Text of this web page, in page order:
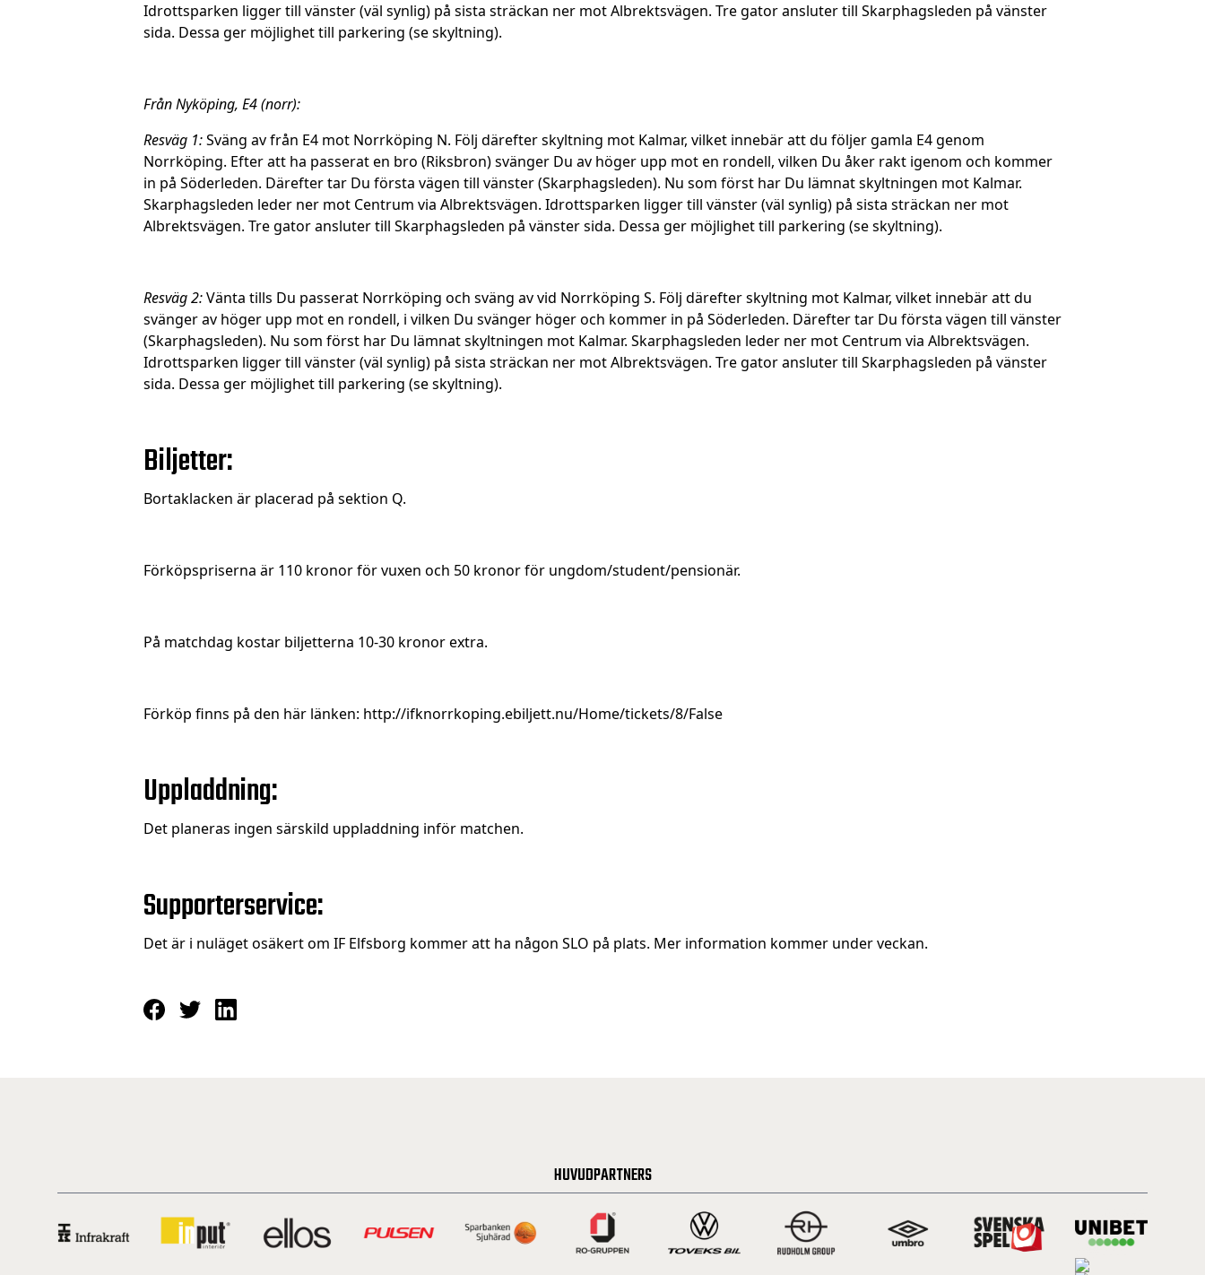
Idrottsparken ligger till vänster (väl synlig) på sista sträckan ner mot Albrektsvägen. Tre gator ansluter till Skarphagsleden på vänster
sida. Dessa ger möjlighet till parkering (se skyltning).
Från Nyköping, E4 (norr):
Resväg 1:Sväng av från E4 mot Norrköping N. Följ därefter skyltning mot Kalmar, vilket innebär att du följer gamla E4 genom
Norrköping. Efter att ha passerat en bro (Riksbron) svänger Du av höger upp mot en rondell, vilken Du åker rakt igenom och kommer
in på Söderleden. Därefter tar Du första vägen till vänster (Skarphagsleden). Nu som först har Du lämnat skyltningen mot Kalmar.
Skarphagsleden leder ner mot Centrum via Albrektsvägen. Idrottsparken ligger till vänster (väl synlig) på sista sträckan ner mot
Albrektsvägen. Tre gator ansluter till Skarphagsleden på vänster sida. Dessa ger möjlighet till parkering (se skyltning).
Resväg 2:Vänta tills Du passerat Norrköping och sväng av vid Norrköping S. Följ därefter skyltning mot Kalmar, vilket innebär att du
svänger av höger upp mot en rondell, i vilken Du svänger höger och kommer in på Söderleden. Därefter tar Du första vägen till vänster
(Skarphagsleden). Nu som först har Du lämnat skyltningen mot Kalmar. Skarphagsleden leder ner mot Centrum via Albrektsvägen.
Idrottsparken ligger till vänster (väl synlig) på sista sträckan ner mot Albrektsvägen. Tre gator ansluter till Skarphagsleden på vänster
sida. Dessa ger möjlighet till parkering (se skyltning).
Biljetter:
Bortaklacken är placerad på sektion Q.
Förköpspriserna är 110 kronor för vuxen och 50 kronor för ungdom/student/pensionär.
På matchdag kostar biljetterna 10-30 kronor extra.
Förköp finns på den här länken: http://ifknorrkoping.ebiljett.nu/Home/tickets/8/False
Uppladdning:
Det planeras ingen särskild uppladdning inför matchen.
Supporterservice:
Det är i nuläget osäkert om IF Elfsborg kommer att ha någon SLO på plats. Mer information kommer under veckan.
HUVUDPARTNERS